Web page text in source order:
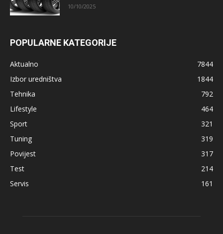
10/10/2025
POPULARNE KATEGORIJE
Aktualno
7844
Izbor uredništva
1844
Tehnika
792
Lifestyle
464
Sport
321
Tuning
319
Povijest
317
Test
214
Servis
161